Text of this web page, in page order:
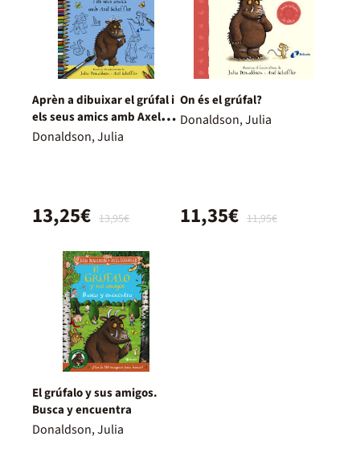
Aprèn a dibuixar el grúfal i
els seus amics amb Axel
Scheffler
Donaldson, Julia
13,95€
13,25€
On és el grúfal?
Donaldson, Julia
11,95€
11,35€
El grúfalo y sus amigos.
Busca y encuentra
Donaldson, Julia